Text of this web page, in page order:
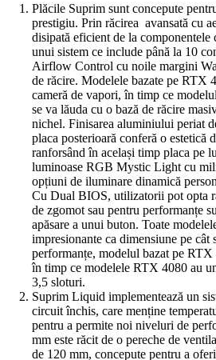
Plăcile Suprim sunt concepute
prestigiu. Prin răcirea avansată cu
disipată eficient de la
unui sistem ce include până la 10
Airflow Control cu noile margini
de răcire. Modelele bazate pe RTX
cameră de vapori, în timp ce
se va lăuda cu o bază de răcire
nichel. Finisarea aluminiului periat
placa posterioară conferă o estetică
ranforsând în același timp placa pe
luminoase RGB Mystic Light cu
opțiuni de iluminare dinamică
Cu Dual BIOS, utilizatorii pot opta
de zgomot sau pentru performanțe
apăsare a unui buton. Toate
impresionante ca dimensiune pe cât
performanțe, modelul bazat pe
în timp ce modelele RTX 4080 au
3,5 sloturi.
Suprim Liquid implementează un
circuit închis, care menține
pentru a permite noi niveluri de
mm este răcit de o pereche de
de 120 mm, concepute pentru a